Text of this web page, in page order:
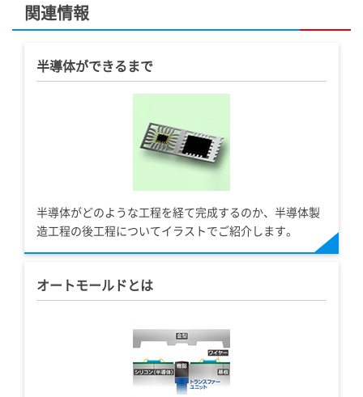
関連情報
半導体ができるまで
半導体がどのような工程を経て完成するのか、半導体製
造工程の後工程についてイラストでご紹介します。
オートモールドとは